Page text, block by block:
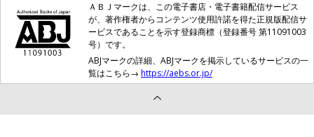
ＡＢＪマークは、この電子書店・電子書籍配信サービス
が、著作権者からコンテンツ使用許諾を得た正規版配信サ
ービスであることを示す登録商標（登録番号 第11091003
号）です。
ABJマークの詳細、ABJマークを掲示しているサービスの一
覧はこちら→ https://aebs.or.jp/